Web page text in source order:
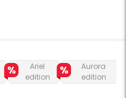
Ariel
edition
Aurora
edition